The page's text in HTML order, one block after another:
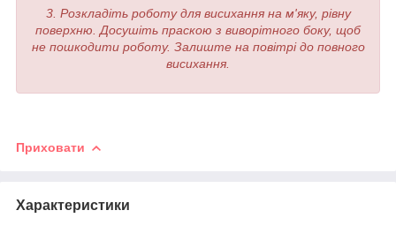
3. Розкладіть роботу для висихання на м'яку, рівну
поверхню. Досушіть праскою з виворітного боку, щоб
не пошкодити роботу. Залиште на повітрі до повного
висихання.
Приховати
Характеристики